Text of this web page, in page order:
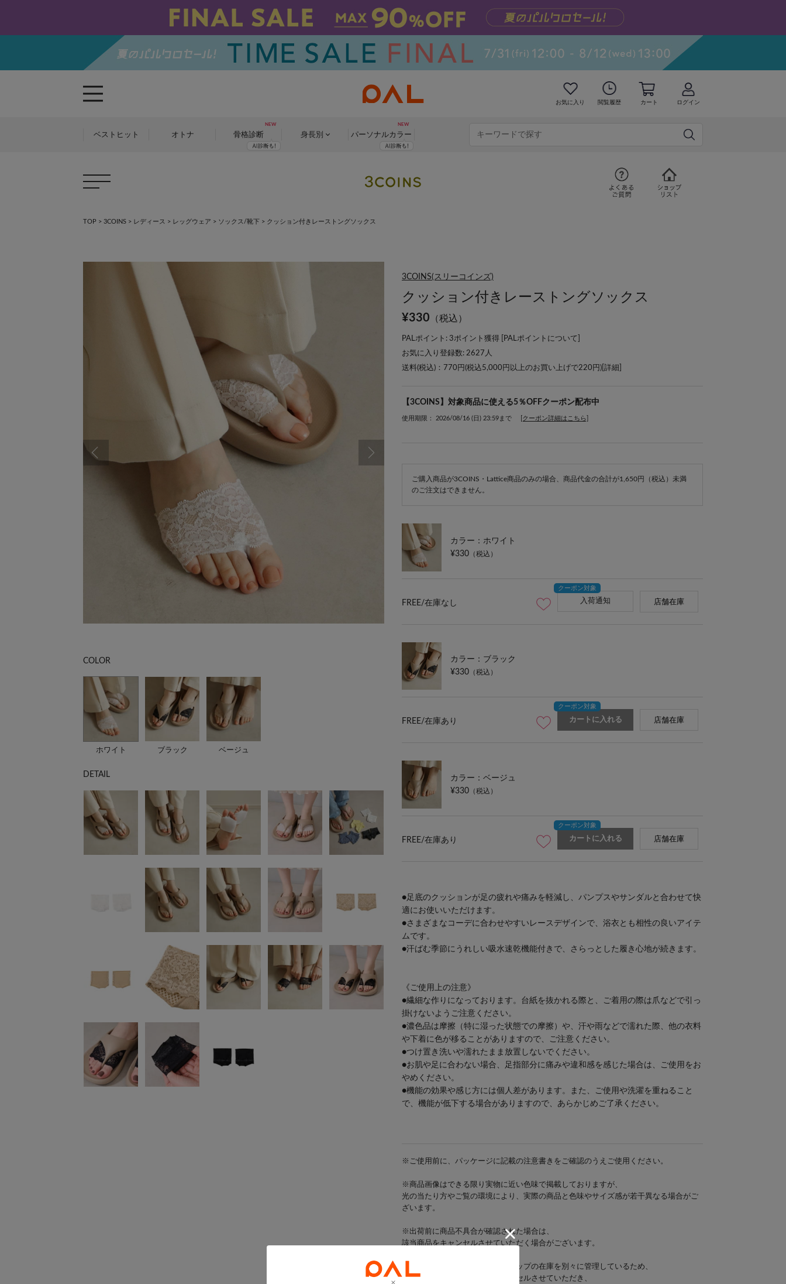
お気に入り 閲覧履歴 カート ログイン
ベストヒット オトナ 骨格診断 身長別 パーソナルカラー
TOP > 3COINS > レディース > レッグウェア > ソックス/靴下 > クッション付きレーストングソックス
COLOR
ホワイト ブラック ベージュ
DETAIL
3COINS(スリーコインズ)
クッション付きレーストングソックス
¥330 （税込）
PALポイント: 3ポイント獲得 [ PALポイントについて
お気に入り登録数: 2627 人
送料(税込)：770円(税込5,000円以上のお買い上げで220円)[ 詳細
【3COINS】対象商品に使える5％OFFクーポン配布中
使用期限： 2026/08/16 (日) 23:59まで [クーポン詳細はこちら]
ご購入商品が3COINS・Lattice商品のみの場合、商品代金の合計が1,650円（税込）未満
のご注文はできません。
カラー：ホワイト
¥330 （税込）
FREE/在庫なし 入荷通知 店舗在庫
カラー：ブラック
¥330 （税込）
FREE/在庫あり カートに入れる 店舗在庫
カラー：ベージュ
¥330 （税込）
FREE/在庫あり カートに入れる 店舗在庫
●足底のクッションが足の疲れや痛みを軽減し、パンプスやサンダルと合わせて快
適にお使いいただけます。
●さまざまなコーデに合わせやすいレースデザインで、浴衣とも相性の良いアイテ
ムです。
●汗ばむ季節にうれしい吸水速乾機能付きで、さらっとした履き心地が続きます。
《ご使用上の注意》
●繊細な作りになっております。台紙を抜かれる際と、ご着用の際は爪などで引っ
掛けないようご注意ください。
●濃色品は摩擦（特に湿った状態での摩擦）や、汗や雨などで濡れた際、他の衣料
や下着に色が移ることがありますので、ご注意ください。
●つけ置き洗いや濡れたまま放置しないでください。
●お肌や足に合わない場合、足指部分に痛みや違和感を感じた場合は、ご使用をお
やめください。
●機能の効果や感じ方には個人差があります。また、ご使用や洗濯を重ねること
で、機能が低下する場合がありますので、あらかじめご了承ください。
※ご使用前に、パッケージに記載の注意書きをご確認のうえご使用ください。
※商品画像はできる限り実物に近い色味で掲載しておりますが、
光の当たり方やご覧の環境により、実際の商品と色味やサイズ感が若干異なる場合がご
ざいます。
※出荷前に商品不具合が確認された場合は、
該当商品をキャンセルさせていただく場合がございます。
※当店では店舗とオンラインショップの在庫を別々に管理しているため、
在庫状況により一部商品をキャンセルさせていただき、